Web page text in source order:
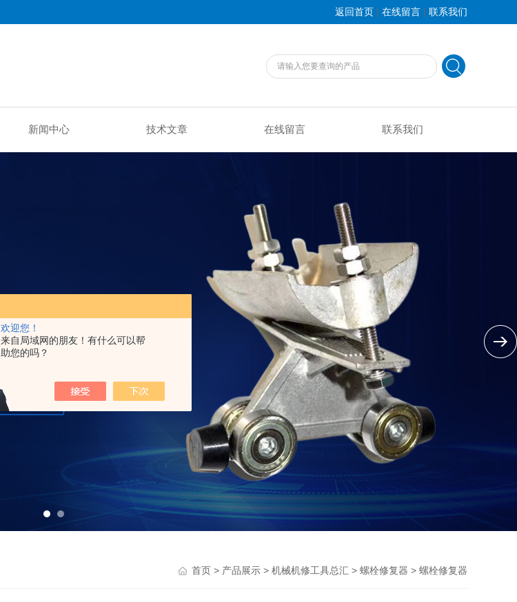
欢迎您！
来自局域网的朋友！有什么可以帮
助您的吗？
返回首页 | 在线留言 | 联系我们
新闻中心 技术文章 在线留言 联系我们
首页 > 产品展示 > 机械机修工具总汇 > 螺栓修复器 > 螺栓修复器